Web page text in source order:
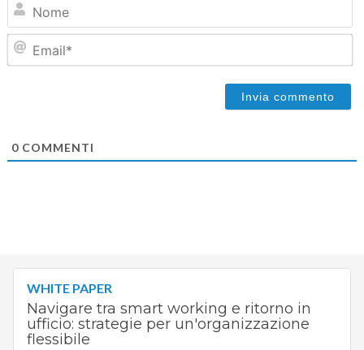
0COMMENTI
WHITE PAPER
Navigare tra smart working e ritorno in
ufficio: strategie per un'organizzazione
flessibile